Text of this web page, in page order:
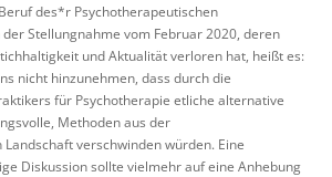
des*r Psychotherapeutischen
Stellungnahme vom Februar 2020, deren
und Aktualität verloren hat, heißt es:
nicht hinzunehmen, dass durch die
s für Psychotherapieetliche alternative
Methoden aus der
verschwinden würden. Eine
Diskussion sollte vielmehr auf eine Anhebung